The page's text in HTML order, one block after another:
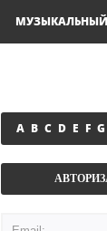
A B C D E F G